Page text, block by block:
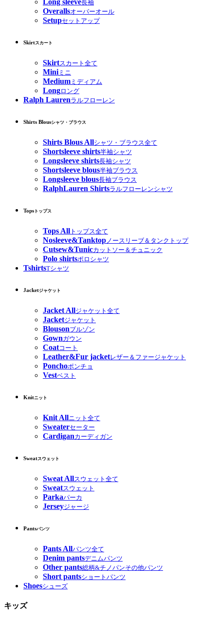
Long sleeve長袖
Overallsオーバーオール
Setupセットアップ
Skirtスカート
Skirtスカート全て
Miniミニ
Medium ミディアム
Longロング
Ralph Laurenラルフローレン
Shirts Blousシャツ・ブラウス
Shirts Blous Allシャツ・ブラウス全て
Shortsleeve shirts半袖シャツ
Longsleeve shirts長袖シャツ
Shortsleeve blous半袖ブラウス
Longsleeve blous長袖ブラウス
RalphLauren Shirtsラルフローレンシャツ
Tops トップス
Tops All トップス全て
Nosleeve&Tanktop ノースリーブ＆タンクトップ
Cutsew&Tunicカットソー＆チュニック
Polo shirtsポロシャツ
TshirtsTシャツ
Jacketジャケット
Jacket Allジャケット全て
Jacketジャケット
Blousonブルゾン
Gownガウン
Coatコート
Leather&Fur jacketレザー＆ファージャケット
Ponchoポンチョ
Vestベスト
Knitニット
Knit Allニット全て
Sweaterセーター
Cardiganカーディガン
Sweatスウェット
Sweat Allスウェット全て
Sweatスウェット
Parkaパーカ
Jerseyジャージ
Pantsパンツ
Pants Allパンツ全て
Denim pantsデニムパンツ
Other pants総柄&チノパンその他パンツ
Short pantsショートパンツ
Shoesシューズ
キッズ